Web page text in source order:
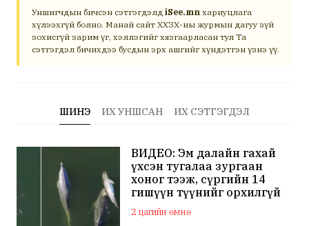
Уншигчдын бичсэн сэтгэгдэлд iSee.mn хариуцлага
хүлээхгүй болно. Манай сайт ХХЗХ-ны журмын дагуу зүй
зохисгүй зарим үг, хэллэгийг хязгаарласан тул Та
сэтгэгдэл бичихдээ бусдын эрх ашгийг хүндэтгэн үзнэ үү.
ШИНЭ ИХ УНШСАН ИХ СЭТГЭГДЭЛ
ВИДЕО: Эм далайн гахай
үхсэн тугалаа зургаан
хоног тээж, сүргийн 14
гишүүн түүнийг орхилгүй
сэлжээ
2 цагийн өмнө